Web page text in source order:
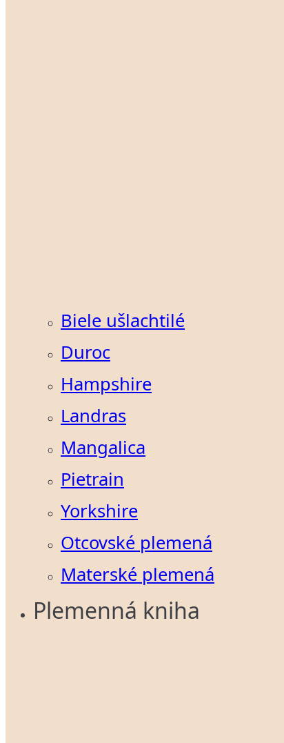
Biele ušlachtilé
Duroc
Hampshire
Landras
Mangalica
Pietrain
Yorkshire
Otcovské plemená
Materské plemená
Plemenná kniha